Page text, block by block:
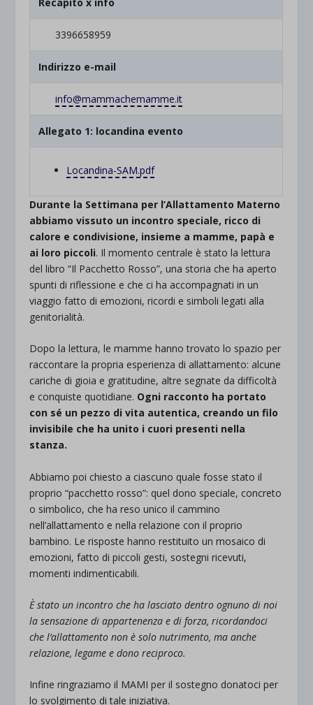
3396658959
Indirizzo e-mail
info@mammachemamme.it
Allegato 1: locandina evento
Locandina-SAM.pdf
Durante la Settimana per l’Allattamento Materno
abbiamo vissuto un incontro speciale, ricco di
calore e condivisione, insieme a mamme, papà e
ai loro piccoli. Il momento centrale è stato la lettura
del libro “Il Pacchetto Rosso”, una storia che ha aperto
spunti di riflessione e che ci ha accompagnati in un
viaggio fatto di emozioni, ricordi e simboli legati alla
genitorialità.
Dopo la lettura, le mamme hanno trovato lo spazio per
raccontare la propria esperienza di allattamento: alcune
cariche di gioia e gratitudine, altre segnate da difficoltà
e conquiste quotidiane. Ogni racconto ha portato
con sé un pezzo di vita autentica, creando un filo
invisibile che ha unito i cuori presenti nella
stanza.
Abbiamo poi chiesto a ciascuno quale fosse stato il
proprio “pacchetto rosso”: quel dono speciale, concreto
o simbolico, che ha reso unico il cammino
nell’allattamento e nella relazione con il proprio
bambino. Le risposte hanno restituito un mosaico di
emozioni, fatto di piccoli gesti, sostegni ricevuti,
momenti indimenticabili.
È stato un incontro che ha lasciato dentro ognuno di noi
la sensazione di appartenenza e di forza, ricordandoci
che l’allattamento non è solo nutrimento, ma anche
relazione, legame e dono reciproco.
Infine ringraziamo il MAMI per il sostegno donatoci per
lo svolgimento di tale iniziativa.